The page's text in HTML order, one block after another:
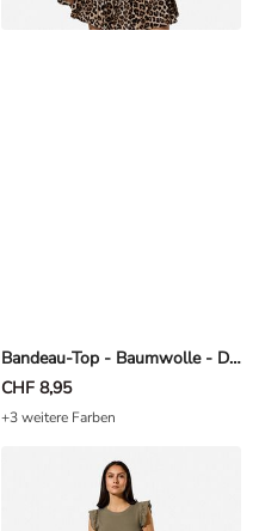
Bandeau-Top - Baumwolle - Dunkelbraun
CHF 8,95
+3 weitere Farben